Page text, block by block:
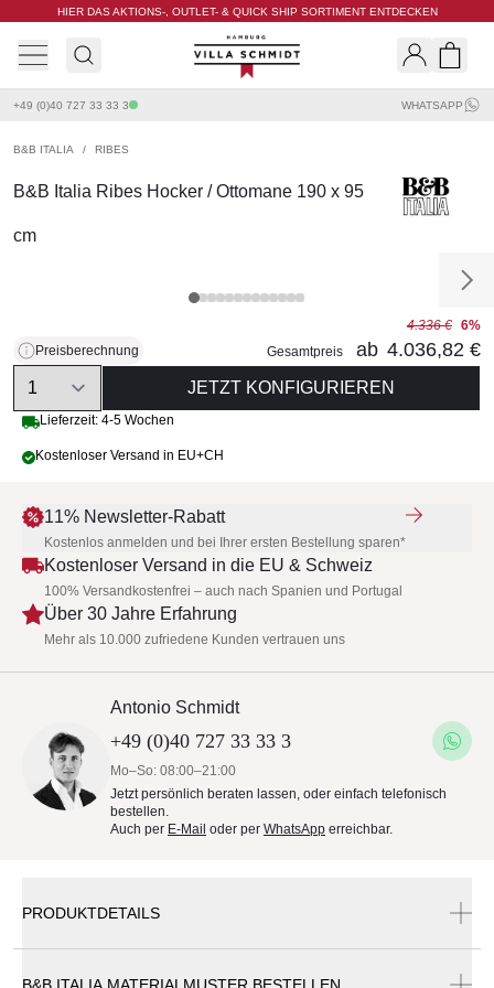
HIER DAS AKTIONS-, OUTLET- & QUICK SHIP SORTIMENT ENTDECKEN
Villa Schmidt
+49 (0)40 727 33 33 3 WHATSAPP
B&B ITALIA / RIBES
B&B Italia Ribes Hocker / Ottomane 190 x 95
cm
Preisberechnung
4.336 € 6%
Gesamtpreis
ab 4.036,82 €
Quantity
JETZT KONFIGURIEREN
Lieferzeit: 4-5 Wochen
Kostenloser Versand in EU+CH
11% Newsletter-Rabatt
Kostenlos anmelden und bei Ihrer ersten Bestellung sparen*
Kostenloser Versand in die EU & Schweiz
100% Versandkostenfrei – auch nach Spanien und Portugal
Über 30 Jahre Erfahrung
Mehr als 10.000 zufriedene Kunden vertrauen uns
Antonio Schmidt
+49 (0)40 727 33 33 3
Mo–So: 08:00–21:00
Jetzt persönlich beraten lassen, oder einfach telefonisch
bestellen.
Auch per E-Mail oder per WhatsApp erreichbar.
PRODUKTDETAILS
B&B ITALIA MATERIALMUSTER BESTELLEN